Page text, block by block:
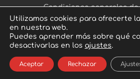
Condiciones generales
© Arcadia Escape Room|
Sevilla
Utilizamos cookies para ofrecerte
en nuestra web.
Puedes aprender más sobre qué
desactivarlas en los ajustes.
Aceptar Rechazar